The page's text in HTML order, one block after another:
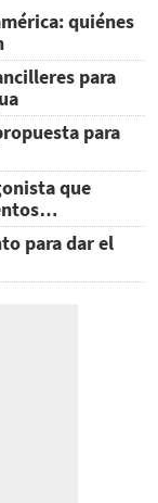
quiénes
para
para
que
para dar el